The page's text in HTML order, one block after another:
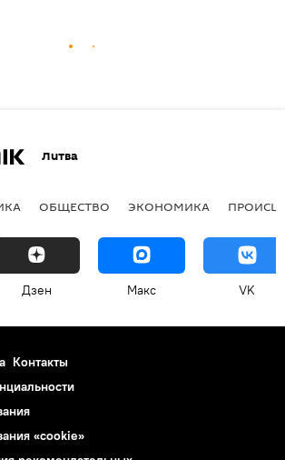
Литва
ОБЩЕСТВО ЭКОНОМИКА
Дзен Макс VK
Контакты
«cookie»